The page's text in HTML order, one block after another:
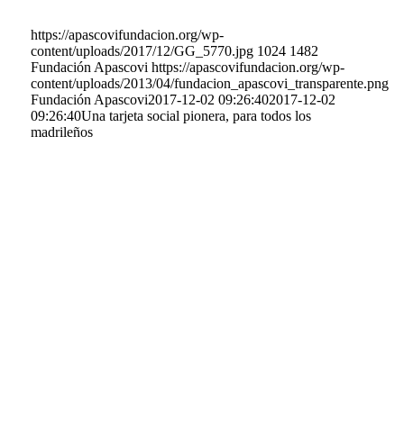
https://apascovifundacion.org/wp-
content/uploads/2017/12/GG_5770.jpg 1024 1482
Fundación Apascovi https://apascovifundacion.org/wp-
content/uploads/2013/04/fundacion_apascovi_transparente.png
Fundación Apascovi2017-12-02 09:26:402017-12-02
09:26:40Una tarjeta social pionera, para todos los
madrileños